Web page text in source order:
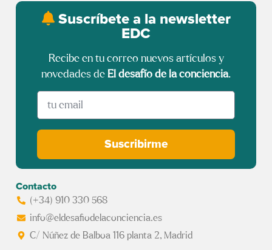
Suscríbete a la newsletter
EDC
Recibe en tu correo nuevos artículos y
novedades de El desafío de la conciencia.
Suscribirme
Contacto
(+34) 910 330 568
info@eldesafiodelaconciencia.es
C/ Núñez de Balboa 116 planta 2, Madrid